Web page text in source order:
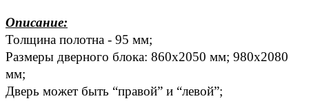
Описание:
Толщина полотна - 95 мм;
Размеры дверного блока: 860x2050 мм; 980x2080
мм;
Дверь может быть “правой” и “левой”;